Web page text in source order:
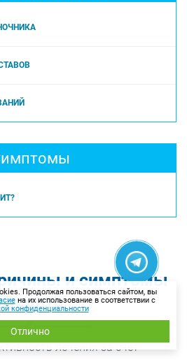
и симптомы
лечения за счёт
Продолжая пользоваться сайтом, вы
на их использование в соответствии с
конфиденциальности
Отлично